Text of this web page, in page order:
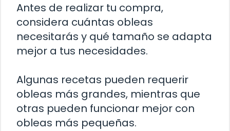
Antes de realizar tu compra,
considera cuántas obleas
necesitarás y qué tamaño se adapta
mejor a tus necesidades.
Algunas recetas pueden requerir
obleas más grandes, mientras que
otras pueden funcionar mejor con
obleas más pequeñas.